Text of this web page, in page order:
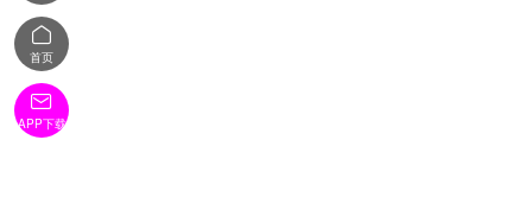

首页

APP下载